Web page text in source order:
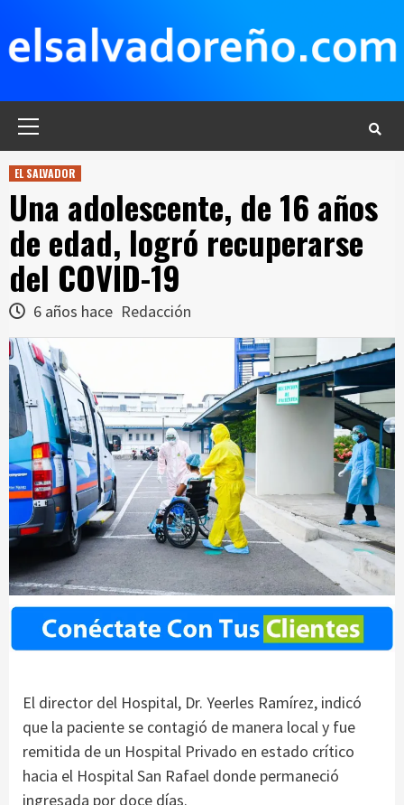
contenido
EL SALVADOR
Una adolescente, de 16 años
de edad, logró recuperarse
del COVID-19
6 años hace Redacción
El director del Hospital, Dr. Yeerles Ramírez, indicó
que la paciente se contagió de manera local y fue
remitida de un Hospital Privado en estado crítico
hacia el Hospital San Rafael donde permaneció
ingresada por doce días.